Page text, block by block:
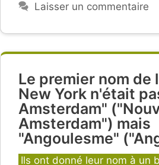
Laisser un commentaire
Le premier nom de
New York n'était
Amsterdam"
Amsterdam") mais
"Angoulesme"
Catégories
Ils ont donné leur nom à un